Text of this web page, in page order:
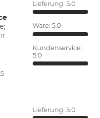
Lieferung: 5.0
Ware: 5.0
Kundenservice:
5.0
Lieferung: 5.0